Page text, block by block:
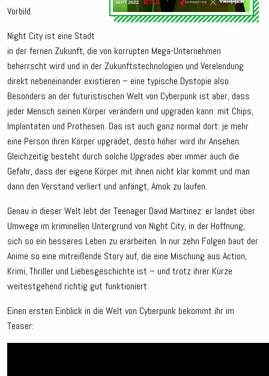
Vorbild.
Night City ist eine Stadt
in der fernen Zukunft, die von korrupten Mega-Unternehmen
beherrscht wird und in der Zukunftstechnologien und Verelendung
direkt nebeneinander existieren – eine typische Dystopie also.
Besonders an der futuristischen Welt von Cyberpunk ist aber, dass
jeder Mensch seinen Körper verändern und upgraden kann: mit Chips,
Implantaten und Prothesen. Das ist auch ganz normal dort: je mehr
eine Person ihren Körper upgradet, desto höher wird ihr Ansehen.
Gleichzeitig besteht durch solche Upgrades aber immer auch die
Gefahr, dass der eigene Körper mit ihnen nicht klar kommt und man
dann den Verstand verliert und anfängt, Amok zu laufen.
Genau in dieser Welt lebt der Teenager David Martinez: er landet über
Umwege im kriminellen Untergrund von Night City, in der Hoffnung,
sich so ein besseres Leben zu erarbeiten. In nur zehn Folgen baut der
Anime so eine mitreißende Story auf, die eine Mischung aus Action,
Krimi, Thriller und Liebesgeschichte ist – und trotz ihrer Kürze
weitestgehend richtig gut funktioniert.
Einen ersten Einblick in die Welt von Cyberpunk bekommt ihr im
Teaser: